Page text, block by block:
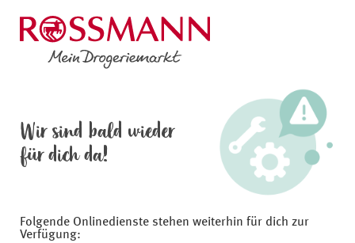
Wir sind bald wieder
für dich da!
Folgende Onlinedienste stehen weiterhin für dich zur
Verfügung: